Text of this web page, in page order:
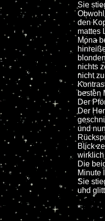
Sie
den
mattes
Mona
nichts
nicht
besten
Der
Der
und
Blick
Die
Minute
Sie
und
*